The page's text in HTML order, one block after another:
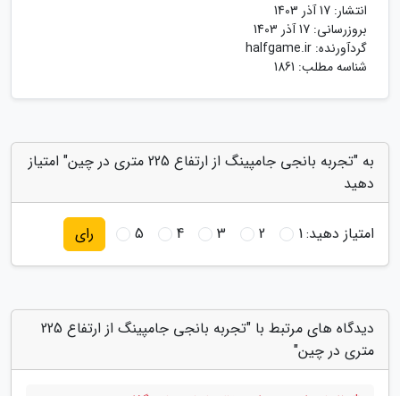
انتشار: 17 آذر 1403
بروزرسانی: 17 آذر 1403
گردآورنده: halfgame.ir
شناسه مطلب: 1861
به "تجربه بانجی جامپینگ از ارتفاع 225 متری در چین" امتیاز
دهید
امتیاز دهید:1
2
3
4
5 رای
دیدگاه های مرتبط با "تجربه بانجی جامپینگ از ارتفاع 225
متری در چین"